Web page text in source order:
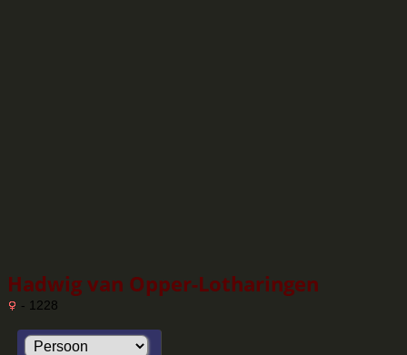
Hadwig van Opper-Lotharingen
- 1228